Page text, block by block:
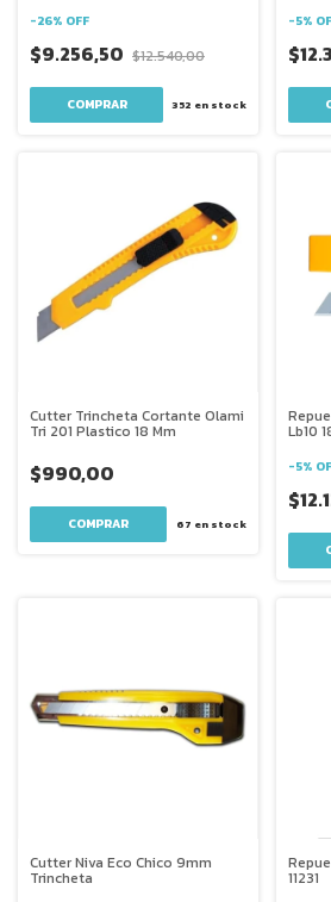
-26% OFF
$9.256,50 $12.540,00
352 en stock
-5%
Cutter Trincheta Cortante Olami
Tri 201 Plastico 18 Mm
$990,00
67 en stock
Lb10
-5%
Cutter Niva Eco Chico 9mm
Trincheta 11231